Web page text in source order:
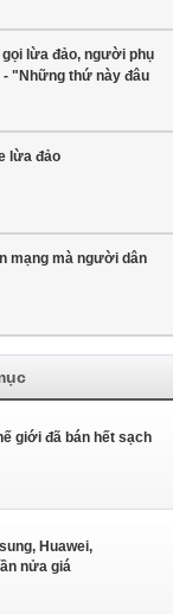
lừa đảo, người phụ
"Những thứ này đâu
lừa đảo
mạng mà người dân
giới đã bán hết sạch
Huawei,
nửa giá